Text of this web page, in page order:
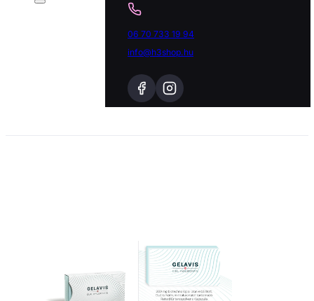
06 70 733 19 94
info@h3shop.hu